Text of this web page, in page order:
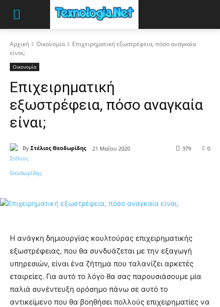
Αρχική Οικονομία
Επιχειρηματική εξωστρέφεια, πόσο αναγκαία
είναι;
Οικονομία
Επιχειρηματική
εξωστρέφεια, πόσο αναγκαία
είναι;
By Στέλιος Θεοδωρίδης 21 Μαΐου 2020 0
379
Η ανάγκη δημιουργίας κουλτούρας επιχειρηματικής
εξωστρέφειας, που θα συνδυάζεται με την εξαγωγή
υπηρεσιών, είναι ένα ζήτημα που ταλανίζει αρκετές
εταιρείες. Για αυτό το λόγο θα σας παρουσιάσουμε μία
παλιά συνέντευξη ορόσημο πάνω σε αυτό το
αντικείμενο που θα βοηθήσει πολλούς επιχειρηματίες να